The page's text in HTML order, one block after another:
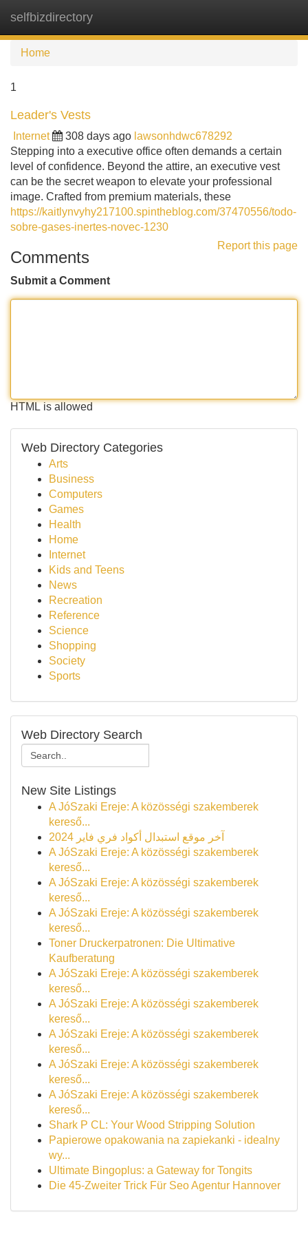
selfbizdirectory
Home
1
Leader's Vests
Internet 308 days ago lawsonhdwc678292
Stepping into a executive office often demands a certain
level of confidence. Beyond the attire, an executive vest
can be the secret weapon to elevate your professional
image. Crafted from premium materials, these
https://kaitlynvyhy217100.spintheblog.com/37470556/todo-
sobre-gases-inertes-novec-1230
Report this page
Comments
Submit a Comment
HTML is allowed
Web Directory Categories
Arts
Business
Computers
Games
Health
Home
Internet
Kids and Teens
News
Recreation
Reference
Science
Shopping
Society
Sports
Web Directory Search
New Site Listings
A JóSzaki Ereje: A közösségi szakemberek
kereső...
آخر موقع استبدال أكواد فري فاير 2024
A JóSzaki Ereje: A közösségi szakemberek
kereső...
A JóSzaki Ereje: A közösségi szakemberek
kereső...
A JóSzaki Ereje: A közösségi szakemberek
kereső...
Toner Druckerpatronen: Die Ultimative
Kaufberatung
A JóSzaki Ereje: A közösségi szakemberek
kereső...
A JóSzaki Ereje: A közösségi szakemberek
kereső...
A JóSzaki Ereje: A közösségi szakemberek
kereső...
A JóSzaki Ereje: A közösségi szakemberek
kereső...
A JóSzaki Ereje: A közösségi szakemberek
kereső...
Shark P CL: Your Wood Stripping Solution
Papierowe opakowania na zapiekanki - idealny
wy...
Ultimate Bingoplus: a Gateway for Tongits
Die 45-Zweiter Trick Für Seo Agentur Hannover